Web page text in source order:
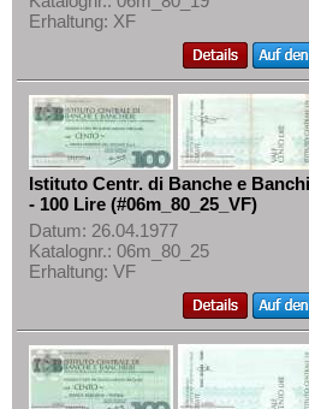
Erhaltung: XF
Istituto Centr. di Banche e
- 100 Lire (#06m_80_25_VF)
Datum: 26.04.1977
Katalognr.: 06m_80_25
Erhaltung: VF